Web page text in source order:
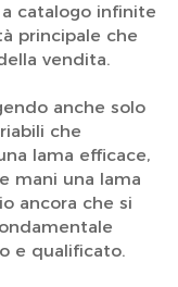
catalogo infinite
principale che
vendita.
anche solo
che
lama efficace,
mani una lama
ancora che si
e qualificato.